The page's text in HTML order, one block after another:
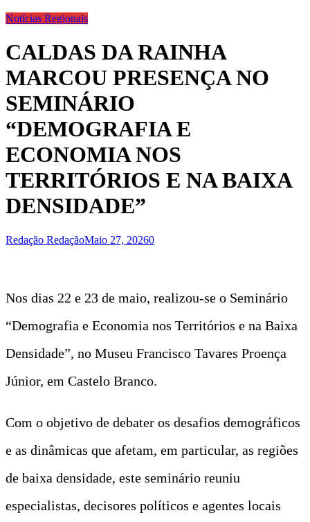
Notícias Regionais
CALDAS DA RAINHA
MARCOU PRESENÇA NO
SEMINÁRIO
“DEMOGRAFIA E
ECONOMIA NOS
TERRITÓRIOS E NA BAIXA
DENSIDADE”
Redação RedaçãoMaio 27, 20260
Nos dias 22 e 23 de maio, realizou-se o Seminário
“Demografia e Economia nos Territórios e na Baixa
Densidade”, no Museu Francisco Tavares Proença
Júnior, em Castelo Branco.
Com o objetivo de debater os desafios demográficos
e as dinâmicas que afetam, em particular, as regiões
de baixa densidade, este seminário reuniu
especialistas, decisores políticos e agentes locais